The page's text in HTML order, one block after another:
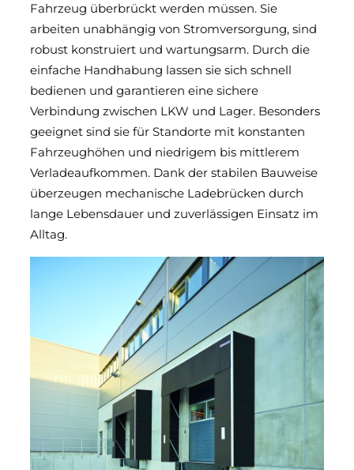
Fahrzeug überbrückt werden müssen. Sie
arbeiten unabhängig von Stromversorgung, sind
robust konstruiert und wartungsarm. Durch die
einfache Handhabung lassen sie sich schnell
bedienen und garantieren eine sichere
Verbindung zwischen LKW und Lager. Besonders
geeignet sind sie für Standorte mit konstanten
Fahrzeughöhen und niedrigem bis mittlerem
Verladeaufkommen. Dank der stabilen Bauweise
überzeugen mechanische Ladebrücken durch
lange Lebensdauer und zuverlässigen Einsatz im
Alltag.